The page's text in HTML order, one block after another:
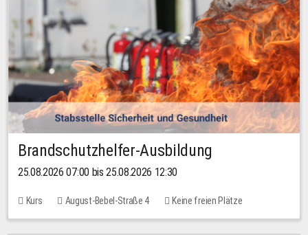
Brandschutzhelfer-Ausbildung
25.08.2026 07:00 bis 25.08.2026 12:30
Kurs August-Bebel-Straße 4 Keine freien Plätze